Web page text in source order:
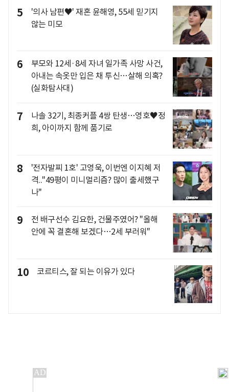
5
'의사 남편♥' 재혼 윤해영, 55세 믿기지
않는 미모
6
부모와 12세·8세 자녀 일가족 사망 사건,
아내는 속옷만 입은 채 투신…살해 의혹?
(실화탐사대)
7
나솔 32기, 최종커플 4쌍 탄생…영호♥정
희, 아이까지 함께 품기로
8
'전자발찌 1호' 고영욱, 이번엔 이지혜 저
격.."49평이 미니멀리즘? 많이 출세했구
나"
9
전 배구선수 김요한, 건물주였어? "올해
안에 꼭 결혼해 보겠다…2세 부러워"
10 코르티스, 잘 되는 이유가 있다